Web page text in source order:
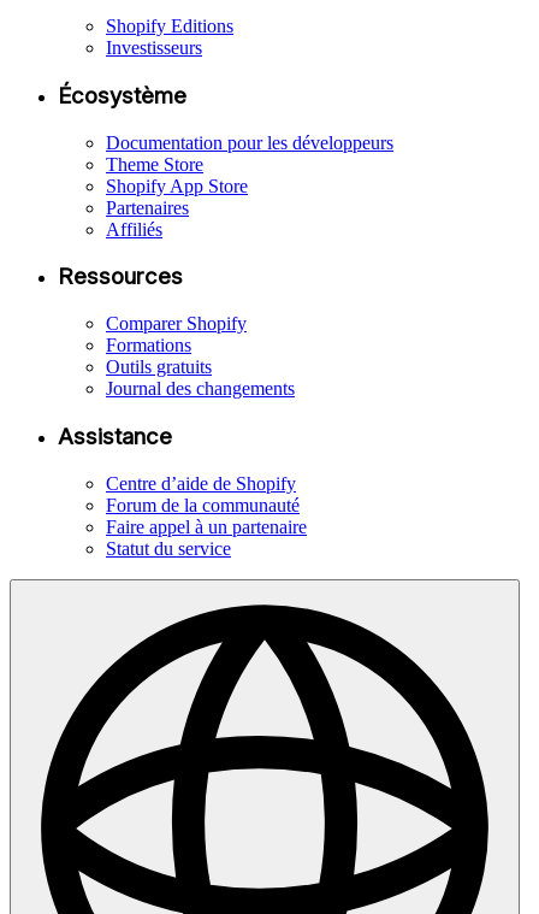
Shopify Editions
Investisseurs
Écosystème
Documentation pour les développeurs
Theme Store
Shopify App Store
Partenaires
Affiliés
Ressources
Comparer Shopify
Formations
Outils gratuits
Journal des changements
Assistance
Centre d’aide de Shopify
Forum de la communauté
Faire appel à un partenaire
Statut du service